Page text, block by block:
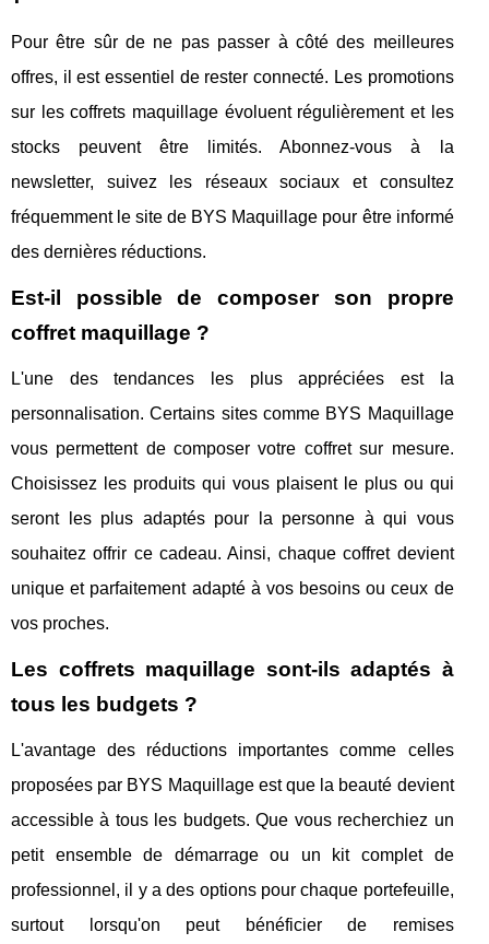
Pour être sûr de ne pas passer à côté des meilleures
offres, il est essentiel de rester connecté. Les promotions
sur les coffrets maquillage évoluent régulièrement et les
stocks peuvent être limités. Abonnez-vous à la
newsletter, suivez les réseaux sociaux et consultez
fréquemment le site de BYS Maquillage pour être informé
des dernières réductions.
Est-il possible de composer son propre
coffret maquillage ?
L'une des tendances les plus appréciées est la
personnalisation. Certains sites comme BYS Maquillage
vous permettent de composer votre coffret sur mesure.
Choisissez les produits qui vous plaisent le plus ou qui
seront les plus adaptés pour la personne à qui vous
souhaitez offrir ce cadeau. Ainsi, chaque coffret devient
unique et parfaitement adapté à vos besoins ou ceux de
vos proches.
Les coffrets maquillage sont-ils adaptés à
tous les budgets ?
L'avantage des réductions importantes comme celles
proposées par BYS Maquillage est que la beauté devient
accessible à tous les budgets. Que vous recherchiez un
petit ensemble de démarrage ou un kit complet de
professionnel, il y a des options pour chaque portefeuille,
surtout lorsqu'on peut bénéficier de remises